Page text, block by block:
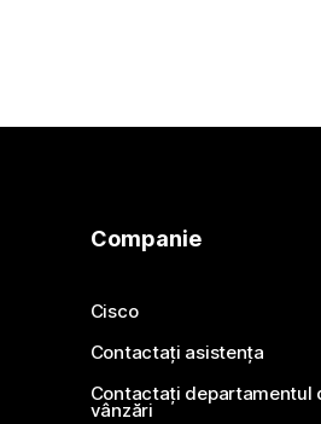
Companie
Cisco
Contactați asistența
Contactați departamentul
vânzări